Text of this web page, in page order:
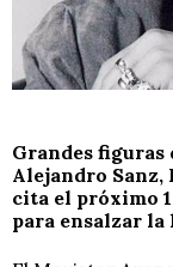
Grandes figuras
Alejandro Sanz,
cita el próximo
para ensalzar la